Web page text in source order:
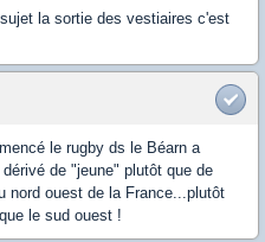
la sortie des vestiaires c'est
le rugby ds le Béarn a
de "jeune" plutôt que de
nord ouest de la France...plutôt
le sud ouest !